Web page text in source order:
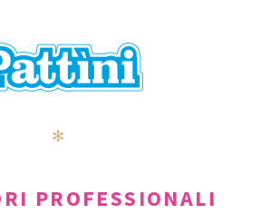
✻
PROFESSIONALI